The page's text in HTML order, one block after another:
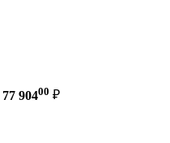
77 90400 ₽